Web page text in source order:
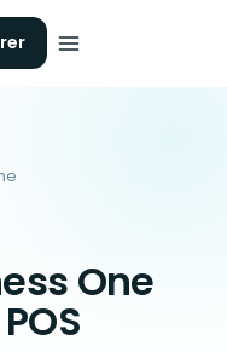
One